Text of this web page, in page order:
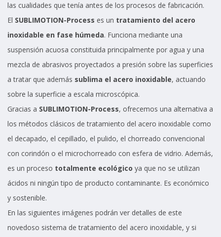
las cualidades que tenía antes de los procesos de fabricación.
El SUBLIMOTION-Process es un tratamiento del acero
inoxidable en fase húmeda. Funciona mediante una
suspensión acuosa constituida principalmente por agua y una
mezcla de abrasivos proyectados a presión sobre las superficies
a tratar que además sublima el acero inoxidable, actuando
sobre la superficie a escala microscópica.
Gracias a SUBLIMOTION-Process, ofrecemos una alternativa a
los métodos clásicos de tratamiento del acero inoxidable como
el decapado, el cepillado, el pulido, el chorreado convencional
con corindón o el microchorreado con esfera de vidrio. Además,
es un proceso totalmente ecológico ya que no se utilizan
ácidos ni ningún tipo de producto contaminante. Es económico
y sostenible.
En las siguientes imágenes podrán ver detalles de este
novedoso sistema de tratamiento del acero inoxidable, y si